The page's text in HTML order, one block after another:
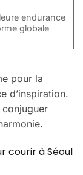
endurance
globale
pour la
d’inspiration.
conjuguer
courir à Séoul